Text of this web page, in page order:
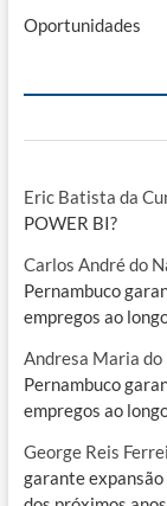
Oportunidades
Eric Batista da
POWER BI?
Carlos André do
Pernambuco
empregos ao
Andresa Maria do
Pernambuco
empregos ao
George Reis
garante